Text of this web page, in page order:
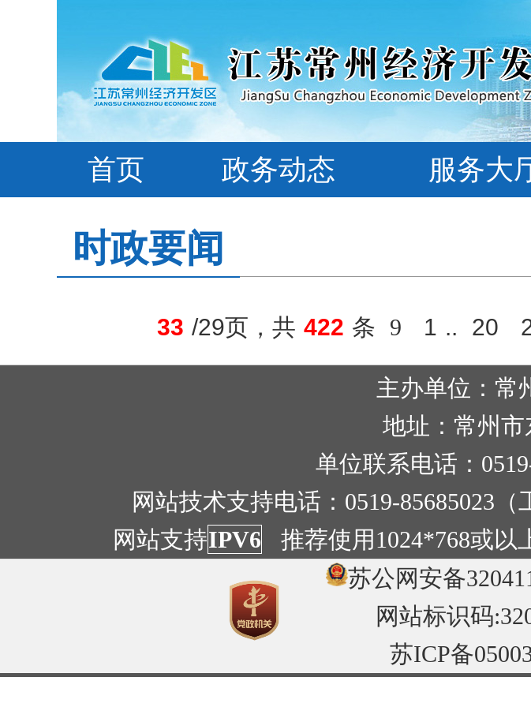
首页 政务动态 服务大
时政要闻
33 /29页，共 422 条 9 1 .. 20
主办单位：常
地址：常州市
单位联系电话：
网站技术支持电话：0519-85685023（
网站支持IPV6 推荐使用1024*768或以
苏公网安备
网站标识码
苏ICP备